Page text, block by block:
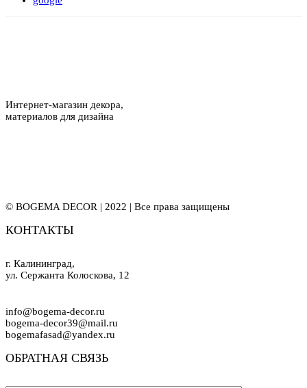
Интернет-магазин декора,
материалов для дизайна
© BOGEMA DECOR | 2022 | Все права защищены
КОНТАКТЫ
г. Калининград,
ул. Сержанта Колоскова, 12
info@bogema-decor.ru
bogema-decor39@mail.ru
bogemafasad@yandex.ru
ОБРАТНАЯ СВЯЗЬ